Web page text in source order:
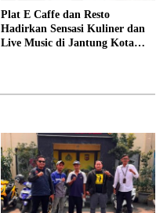
Plat E Caffe dan Resto
Hadirkan Sensasi Kuliner dan
Live Music di Jantung Kota